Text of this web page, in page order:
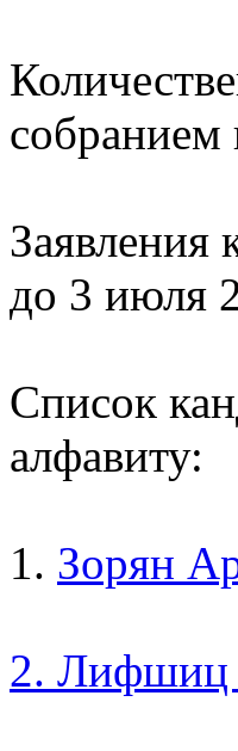
собранием
Заявления
до 3 июля
Список
алфавиту:
1. Зорян
2. Лифшиц